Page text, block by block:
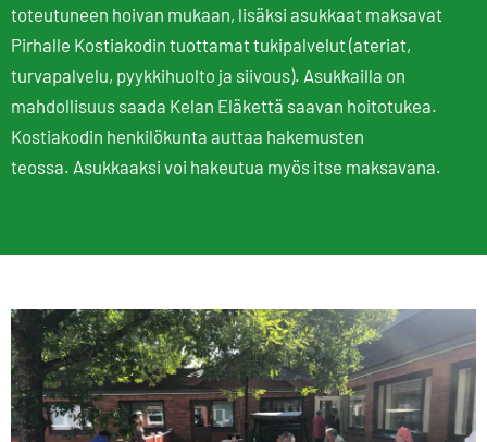
toteutuneen hoivan mukaan, lisäksi asukkaat maksavat
Pirhalle Kostiakodin tuottamat tukipalvelut (ateriat,
turvapalvelu, pyykkihuolto ja siivous). Asukkailla on
mahdollisuus saada Kelan Eläkettä saavan hoitotukea.
Kostiakodin henkilökunta auttaa hakemusten
teossa. Asukkaaksi voi hakeutua myös itse maksavana.